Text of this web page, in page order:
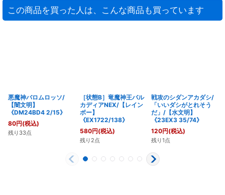
この商品を買った人は、こんな商品も買っています
悪魔神バロムロッソ/
【闇文明】
《DM24BD4 2/15》
80円(税込)
残り33点
［状態B］竜魔神王バル
カディアNEX/【レイン
ボー】
《EX1722/138》
580円(税込)
残り2点
戦攻のシダンアカダシ/
「いいダシがとれそう
だ」/【水文明】
《23EX3 35/74》
120円(税込)
残り1点